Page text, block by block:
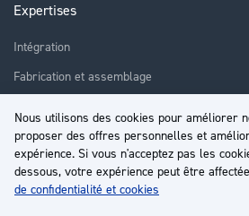
Nous utilisons des cookies pour améliorer
proposer des offres personnelles et
expérience. Si vous n'acceptez pas les
dessous, votre expérience peut être
de confidentialité et cookies
Expertises
Intégration
Fabrication et assemblage
Réparation
Formation
À propos